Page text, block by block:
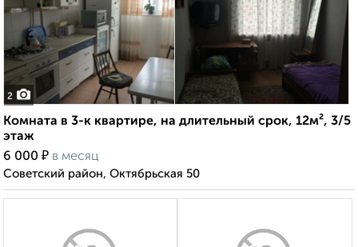
2
Комната в 3-к квартире, на длительный срок, 12м², 3/5
этаж
6 000 ₽ в месяц
Советский район, Октябрьская 50